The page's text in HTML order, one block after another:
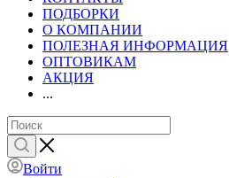
ПОДБОРКИ
О КОМПАНИИ
ПОЛЕЗНАЯ ИНФОРМАЦИЯ
ОПТОВИКАМ
АКЦИЯ
...
Войти